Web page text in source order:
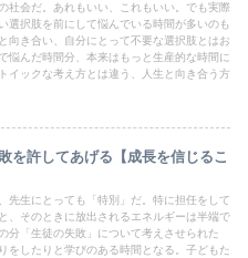
社会だ。あれもいい、これもいい。でも実際
選択肢を前にして悩んでいる時間が多いのも
向き合い、自分にとって不要な選択肢とはお
悩んだ時間分、本来はもっと生産的な時間に
イックな考え方とは違う、人生と向き合う方
を許してあげる【成長を信じるこ
先生にとっても「特別」だ。特に担任をして
、そのときに放出されるエネルギーは半端で
分「生徒の失敗」について考えさせられた
をしたりと学びのある時間となる。子どもた